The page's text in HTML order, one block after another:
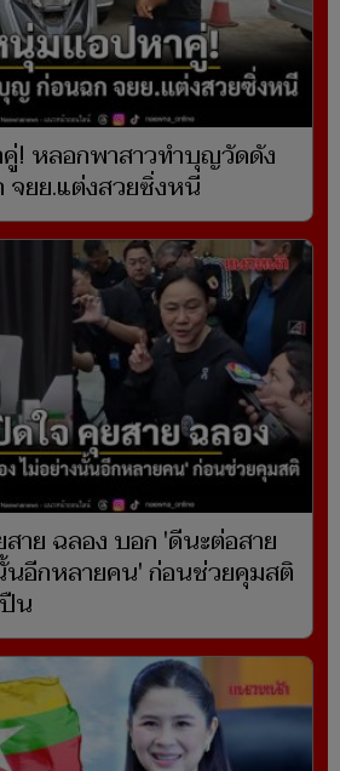
! หลอกพาสาวทำบุญวัดดัง
จยย.แต่งสวยซิ่งหนี
สาย ฉลอง บอก 'ดีนะต่อสาย
นอีกหลายคน' ก่อนช่วยคุมสติ
น